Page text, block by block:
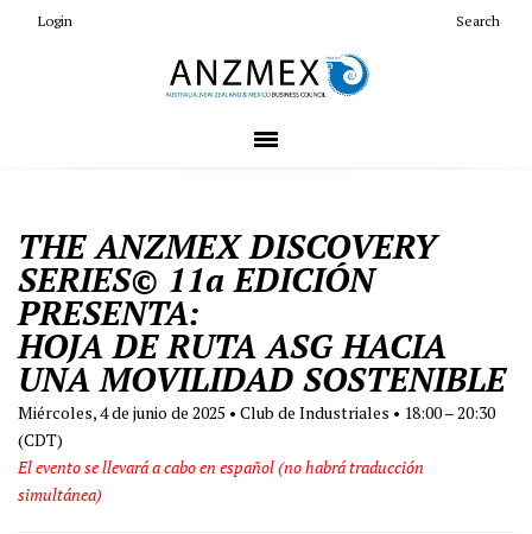
Login Search
THE ANZMEX DISCOVERY
SERIES© 11a EDICIÓN
PRESENTA:
HOJA DE RUTA ASG HACIA
UNA MOVILIDAD SOSTENIBLE
Miércoles, 4 de junio de 2025 • Club de Industriales • 18:00 – 20:30
(CDT)
El evento se llevará a cabo en español (no habrá traducción
simultánea)